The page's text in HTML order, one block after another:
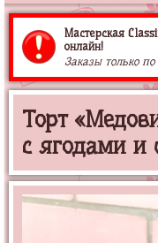
Мастерская
онлайн!
Заказы только по
Торт
с ягодами и